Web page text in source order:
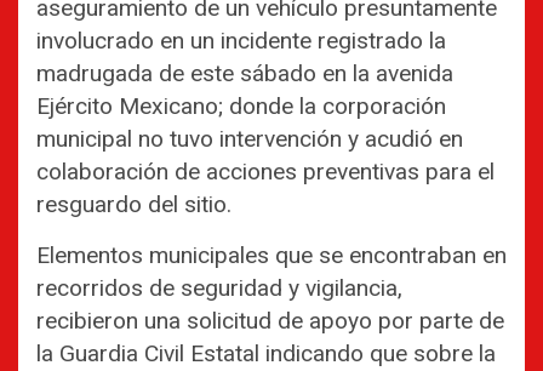
aseguramiento de un vehículo presuntamente
involucrado en un incidente registrado la
madrugada de este sábado en la avenida
Ejército Mexicano; donde la corporación
municipal no tuvo intervención y acudió en
colaboración de acciones preventivas para el
resguardo del sitio.
Elementos municipales que se encontraban en
recorridos de seguridad y vigilancia,
recibieron una solicitud de apoyo por parte de
la Guardia Civil Estatal indicando que sobre la